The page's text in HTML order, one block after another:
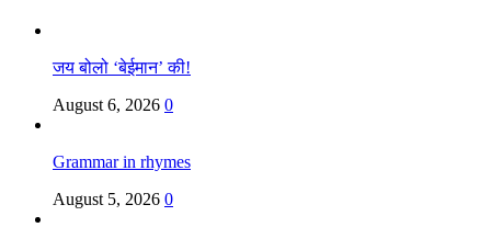
जय बोलो ‘बेईमान’ की!
August 6, 2026 0
Grammar in rhymes
August 5, 2026 0